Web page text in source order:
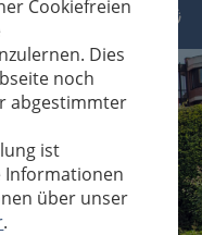
Cookiefreien
Dies
noch
abgestimmter
ist
Informationen
über unser
.